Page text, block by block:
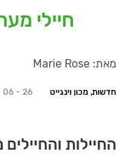
חיילי
מאת: Marie Rose
חדשות, מכון וינגייט 06 - 26
החיילות